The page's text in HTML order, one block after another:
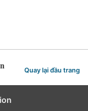
Quay lại đầu trang